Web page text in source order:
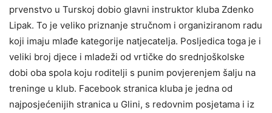
prvenstvo u Turskoj dobio glavni instruktor kluba Zdenko
Lipak. To je veliko priznanje stručnom i organiziranom radu
koji imaju mlađe kategorije natjecatelja. Posljedica toga je i
veliki broj djece i mladeži od vrtičke do srednjoškolske
dobi oba spola koju roditelji s punim povjerenjem šalju na
treninge u klub. Facebook stranica kluba je jedna od
najposjećenijih stranica u Glini, s redovnim posjetama i iz